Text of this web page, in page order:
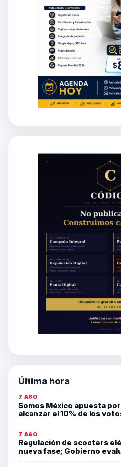
Última hora
7 AGO
Somos México apuesta
alcanzar el 10% de los
7 AGO
Regulación de scooters
nueva fase; Gobierno